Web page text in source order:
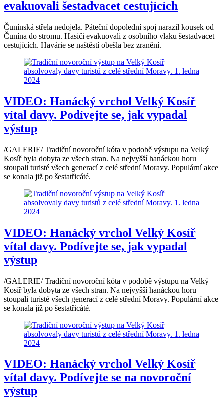
evakuovali šestadvacet cestujících
Čunínská střela nedojela. Páteční dopolední spoj narazil kousek od
Čunína do stromu. Hasiči evakuovali z osobního vlaku šestadvacet
cestujících. Havárie se naštěstí obešla bez zranění.
VIDEO: Hanácký vrchol Velký Kosíř
vítal davy. Podívejte se, jak vypadal
výstup
/GALERIE/ Tradiční novoroční kóta v podobě výstupu na Velký
Kosíř byla dobyta ze všech stran. Na nejvyšší hanáckou horu
stoupali turisté všech generací z celé střední Moravy. Populární akce
se konala již po šestatřicáté.
VIDEO: Hanácký vrchol Velký Kosíř
vítal davy. Podívejte se, jak vypadal
výstup
/GALERIE/ Tradiční novoroční kóta v podobě výstupu na Velký
Kosíř byla dobyta ze všech stran. Na nejvyšší hanáckou horu
stoupali turisté všech generací z celé střední Moravy. Populární akce
se konala již po šestatřicáté.
VIDEO: Hanácký vrchol Velký Kosíř
vítal davy. Podívejte se na novoroční
výstup